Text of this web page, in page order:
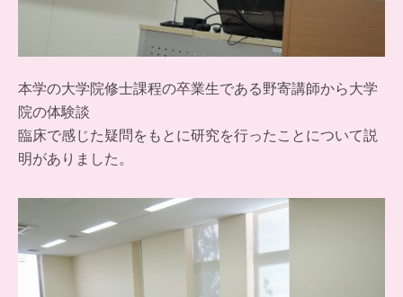
本学の大学院修士課程の卒業生である野寄講師から大学
院の体験談
臨床で感じた疑問をもとに研究を行ったことについて説
明がありました。